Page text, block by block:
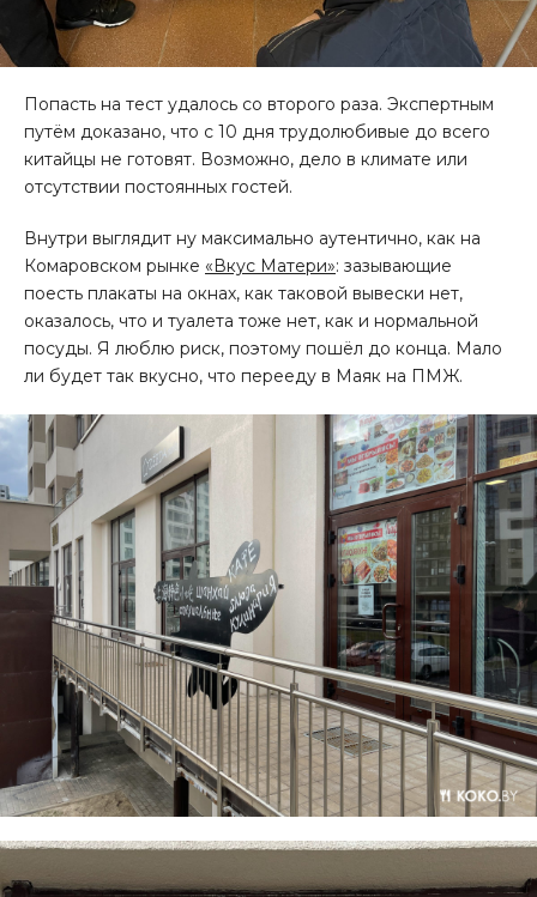
Попасть на тест удалось со второго раза. Экспертным
путём доказано, что с 10 дня трудолюбивые до всего
китайцы не готовят. Возможно, дело в климате или
отсутствии постоянных гостей.
Внутри выглядит ну максимально аутентично, как на
Комаровском рынке «Вкус Матери»: зазывающие
поесть плакаты на окнах, как таковой вывески нет,
оказалось, что и туалета тоже нет, как и нормальной
посуды. Я люблю риск, поэтому пошёл до конца. Мало
ли будет так вкусно, что перееду в Маяк на ПМЖ.